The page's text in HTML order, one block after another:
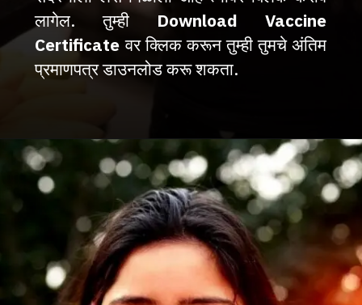
लागेल. तुम्ही Download Vaccine
Certificate वर क्लिक करून तुम्ही तुमचे अंतिम
प्रमाणपत्र डाउनलोड करू शकता.